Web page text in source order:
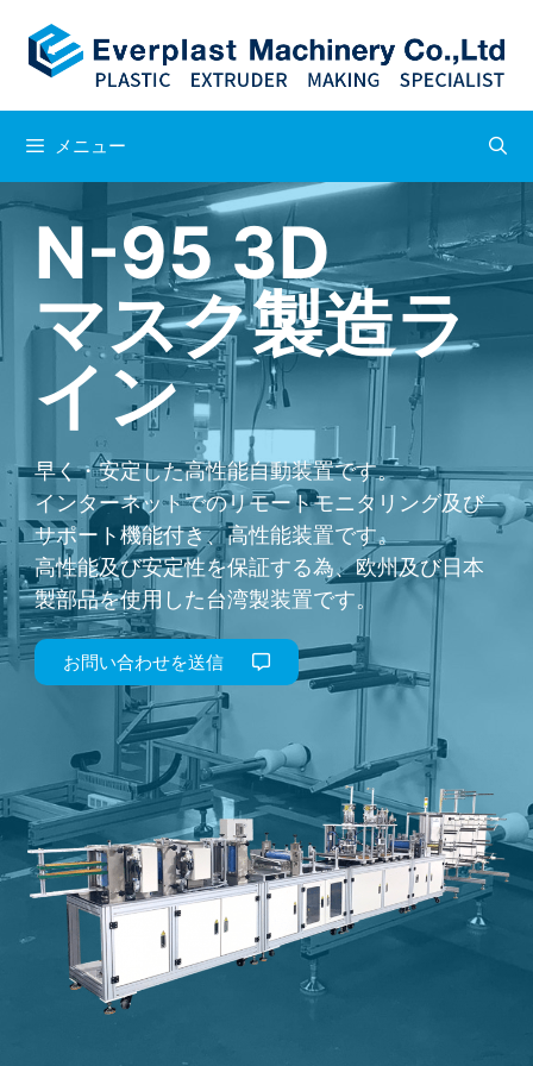
メニュー
N-95 3D
マスク製造ラ
イン
早く・安定した高性能自動装置です。
インターネットでのリモートモニタリング及び
サポート機能付き、高性能装置です。
高性能及び安定性を保証する為、欧州及び日本
製部品を使用した台湾製装置です。
お問い合わせを送信